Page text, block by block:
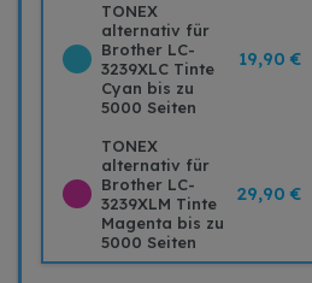
TONEX
alternativ für
Brother LC-
3239XLC Tinte
Cyan bis zu
5000 Seiten
19,90 €
TONEX
alternativ für
Brother LC-
3239XLM Tinte
Magenta bis zu
5000 Seiten
29,90 €